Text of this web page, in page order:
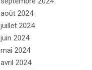
août 2024
juillet 2024
juin 2024
mai 2024
avril 2024